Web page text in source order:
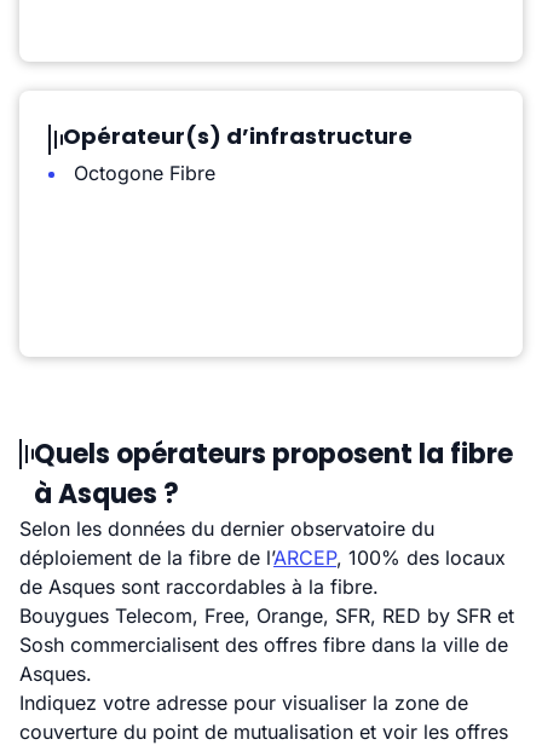
Opérateur(s) d’infrastructure
Octogone Fibre
Quels opérateurs proposent la fibre
à Asques ?
Selon les données du dernier observatoire du
déploiement de la fibre de l’ARCEP, 100% des locaux
de Asques sont raccordables à la fibre.
Bouygues Telecom, Free, Orange, SFR, RED by SFR et
Sosh commercialisent des offres fibre dans la ville de
Asques.
Indiquez votre adresse pour visualiser la zone de
couverture du point de mutualisation et voir les offres